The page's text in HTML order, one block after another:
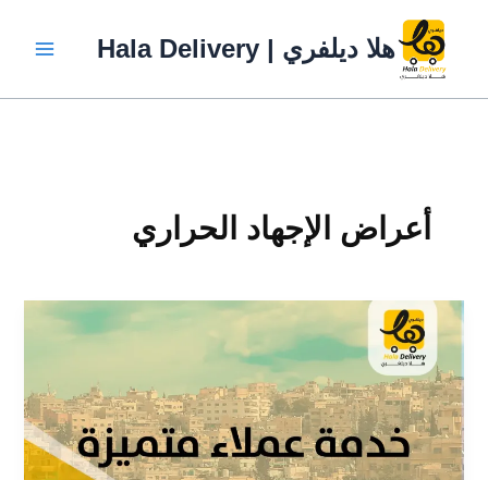
المحتوى
هلا ديلفري | Hala Delivery
أعراض الإجهاد الحراري
5
نصائح
مهمة
لسائقي
الدليفري
يجب
فعلها